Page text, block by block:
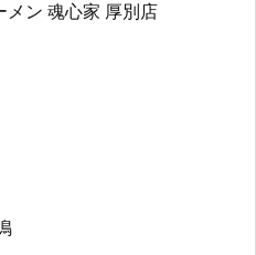
メン 魂心家 厚別店